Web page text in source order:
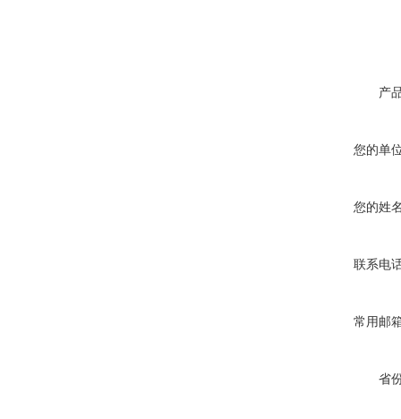
产
您的单
您的姓
联系电
常用邮
省